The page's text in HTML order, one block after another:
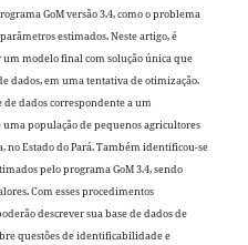
GoM versão 3.4, como o problema
estimados. Neste artigo, é
modelo final com solução única que
dados, em uma tentativa de otimização.
de dados correspondente a um
população de pequenos agricultores
no Estado do Pará. Também identificou-se
pelo programa GoM 3.4, sendo
Com esses procedimentos
descrever sua base de dados de
questões de identificabilidade e